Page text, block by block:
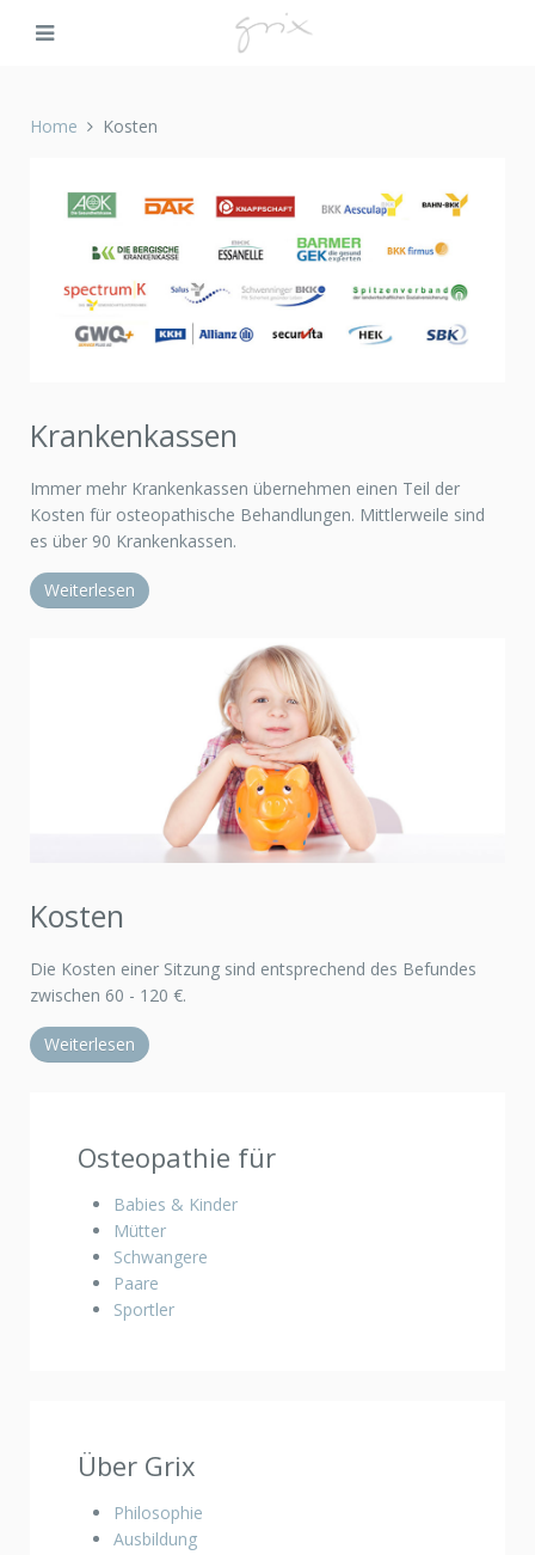
Home Kosten
Krankenkassen
Immer mehr Krankenkassen übernehmen einen Teil der
Kosten für osteopathische Behandlungen. Mittlerweile sind
es über 90 Krankenkassen.
Weiterlesen
Kosten
Die Kosten einer Sitzung sind entsprechend des Befundes
zwischen 60 - 120 €.
Weiterlesen
Osteopathie für
Babies & Kinder
Mütter
Schwangere
Paare
Sportler
Über Grix
Philosophie
Ausbildung